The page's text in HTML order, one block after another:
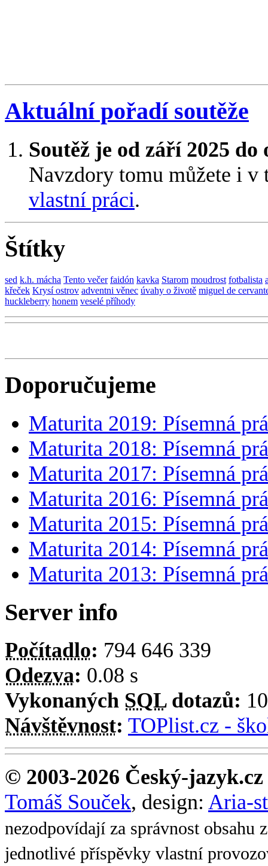
Aktuální pořadí soutěže
Soutěž je od září 2025
Navzdory tomu můžete i v
vlastní práci.
Štítky
sed k.h. mácha Tento večer faidón kavka Starom moudrost fotbalista
křeček Krysí ostrov adventni věnec úvahy o životě miguel de
huckleberry honem veselé příhody
Doporučujeme
Maturita 2019: Písemná
Maturita 2018: Písemná
Maturita 2017: Písemná
Maturita 2016: Písemná
Maturita 2015: Písemná
Maturita 2014: Písemná
Maturita 2013: Písemná
Server info
Počítadlo: 794 646 339
Odezva: 0.08 s
Vykonaných SQLdotazů: 10
Návštěvnost: TOPlist.cz -
© 2003-2026 Český-jazyk.cz
Tomáš Souček, design: Aria-
nezodpovídají za správnost obsahu
jednotlivé příspěvky vlastní